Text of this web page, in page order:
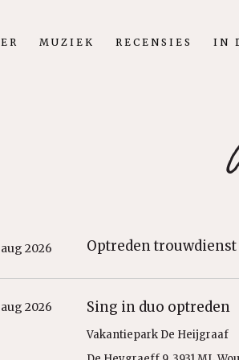
MUZIEK RECENSIES IN
Optreden
aug 2026
Sing in duo optreden
aug 2026
Vakantiepark De Heijgraaf